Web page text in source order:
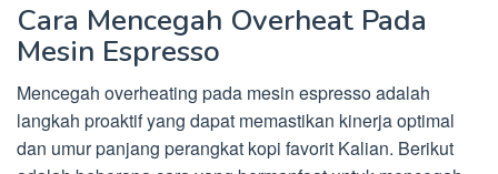
Cara Mencegah Overheat Pada
Mesin Espresso
Mencegah overheating pada mesin espresso adalah
langkah proaktif yang dapat memastikan kinerja optimal
dan umur panjang perangkat kopi favorit Kalian. Berikut